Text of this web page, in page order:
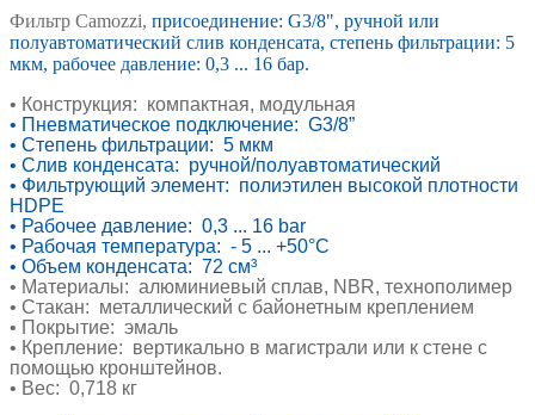
Фильтр Camozzi, присоединение: G3/8", ручной или
полуавтоматический слив конденсата, степень фильтрации: 5
мкм, рабочее давление: 0,3 ... 16 бар.
• Конструкция: компактная, модульная
• Пневматическое подключение: G3/8”
• Степень фильтрации: 5 мкм
• Слив конденсата: ручной/полуавтоматический
• Фильтрующий элемент: полиэтилен высокой плотности
HDPE
• Рабочее давление: 0,3 ... 16 bar
• Рабочая температура: - 5 ... +50°C
• Объем конденсата: 72 см³
• Материалы: алюминиевый сплав, NBR, технополимер
• Стакан: металлический с байонетным креплением
• Покрытие: эмаль
• Крепление: вертикально в магистрали или к стене с
помощью кронштейнов.
• Вес: 0,718 кг